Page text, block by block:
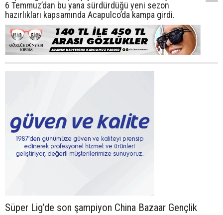
6 Temmuz’dan bu yana sürdürdüğü yeni sezon
hazırlıkları kapsamında Acapulco’da kampa girdi.
Süper Lig’de son şampiyon China Bazaar Gençlik